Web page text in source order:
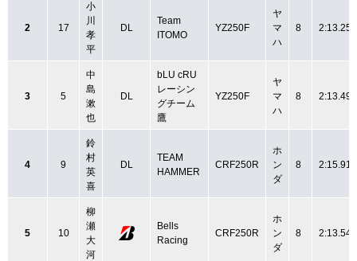
2 17
小
川
孝
平
DL
Team
ITOMO
YZ250F
ヤ
マ
ハ
8 2:13.258
3 5
中
島
漱
也
DL
bLU cRU
レーシン
グチーム
鷹
YZ250F
ヤ
マ
ハ
8 2:13.491
4 9
鈴
村
英
喜
DL
TEAM
HAMMER
CRF250R
ホ
ン
ダ
8 2:15.914
5 10
柳
瀬
大
河
Bells
Racing
CRF250R
ホ
ン
ダ
8 2:13.542